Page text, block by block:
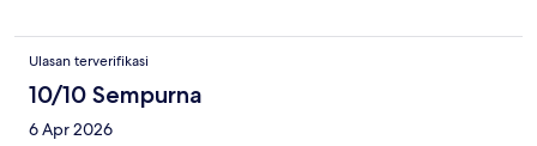
Ulasan terverifikasi
10/10 Sempurna
6 Apr 2026